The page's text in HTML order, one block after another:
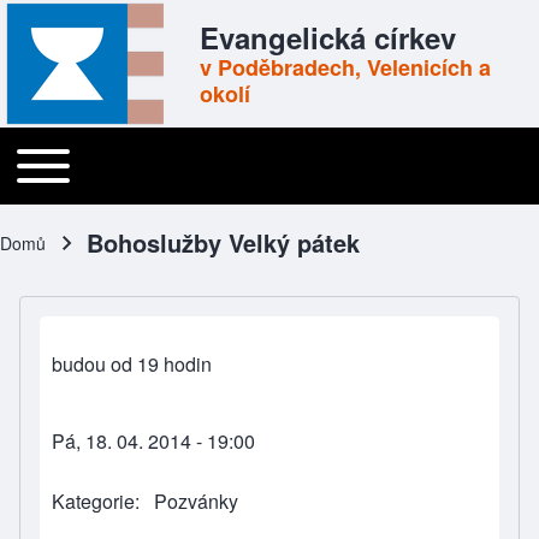
Evangelická církev
v Poděbradech, Velenicích a
okolí
Main navigation
Toggle main menu
Drobečková navigace
Domů Bohoslužby Velký pátek
budou od 19 hodin
Pá, 18. 04. 2014 - 19:00
Kategorie Pozvánky